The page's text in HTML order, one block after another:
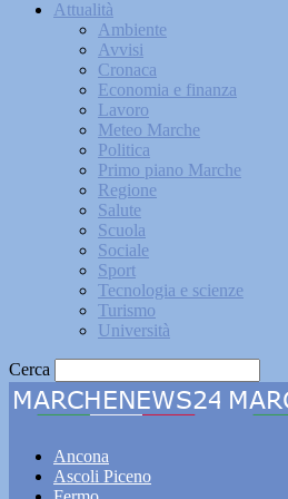
Attualità
Ambiente
Avvisi
Cronaca
Economia e finanza
Lavoro
Meteo Marche
Politica
Primo piano Marche
Regione
Salute
Scuola
Sociale
Sport
Tecnologia e scienze
Turismo
Università
Cerca
Ancona
Ascoli Piceno